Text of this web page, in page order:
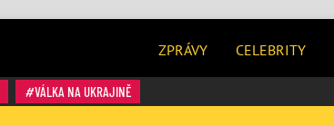
ZPRÁVY CELEBRITY
VÁLKA NA UKRAJINĚ